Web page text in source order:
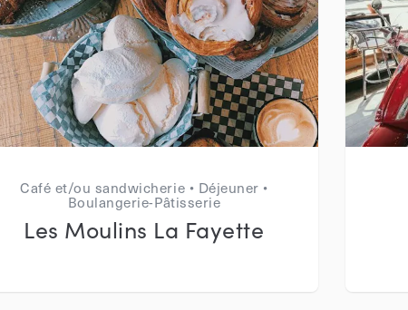
Café et/ou sandwicherie • Déjeuner •
Boulangerie-Pâtisserie
Les Moulins La Fayette